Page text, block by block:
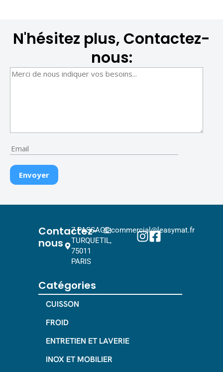
N'hésitez plus, Contactez-
nous:
Contactez-
nous
7 PASSAGE
TURQUETIL,
75011
PARIS
commercial@leasymat.fr
Catégories
CUISSON
FROID
ENTRETIEN ET LAVERIE
INOX ET MOBILIER